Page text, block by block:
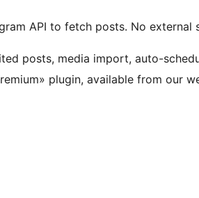
API to fetch posts. No external
posts, media import, auto-
plugin, available from our